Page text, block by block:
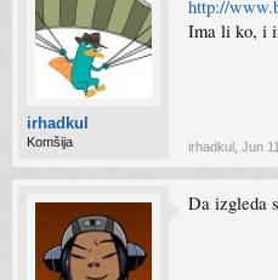
irhadkul
Komšija
http://
Ima li ko, i
irhadkul Jun
Da izgleda